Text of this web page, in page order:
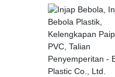
RUMAH